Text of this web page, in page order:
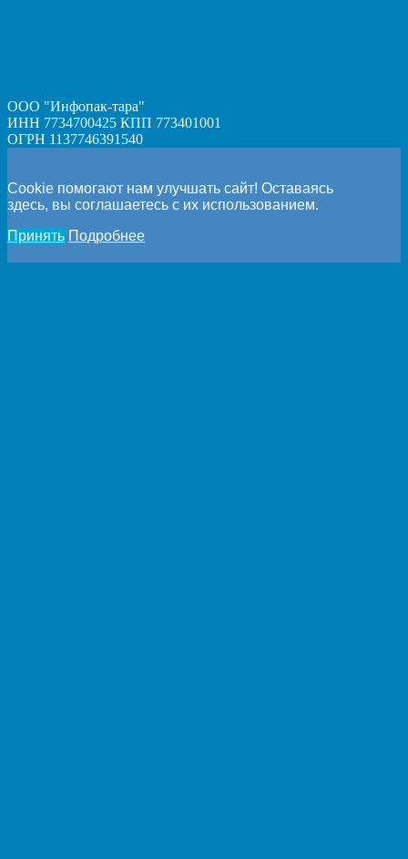
ООО "Инфопак-тара"
ИНН 7734700425 КПП 773401001
ОГРН 1137746391540
Cookie помогают нам улучшать сайт! Оставаясь
здесь, вы соглашаетесь с их использованием.
Принять Подробнее